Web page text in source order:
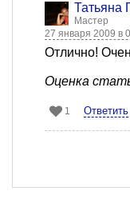
Татьяна
Мастер
27 января 2009 в
Отлично!
Оценка
1 Ответить